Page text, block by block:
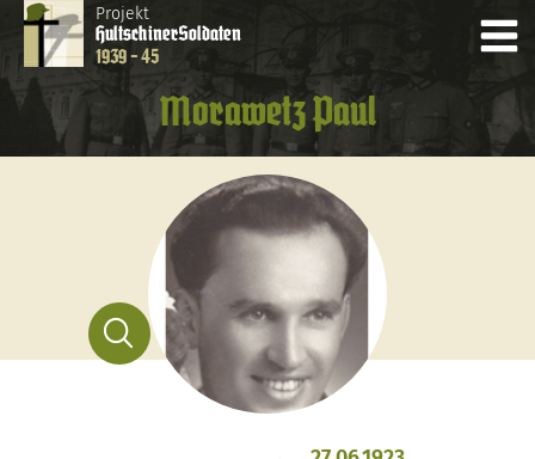
Projekt
HultschinerSoldaten
1939 - 45
Morawetz Paul